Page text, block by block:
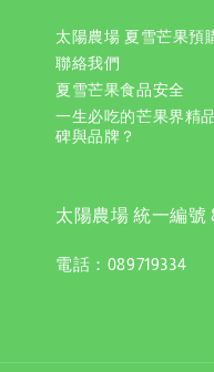
太陽農場 夏雪芒果預
聯絡我們
夏雪芒果食品安全
一生必吃的芒果界精
碑與品牌？
太陽農場 統一編號
電話：089719334